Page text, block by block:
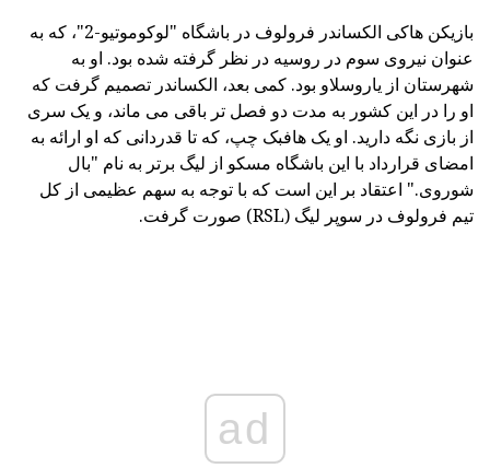
بازیکن هاکی الکساندر فرولوف در باشگاه "لوکوموتیو-2"، که به
عنوان نیروی سوم در روسیه در نظر گرفته شده بود. او به
شهرستان از یاروسلاو بود. کمی بعد، الکساندر تصمیم گرفت که
او را در این کشور به مدت دو فصل تر باقی می ماند، و یک سری
از بازی نگه دارید. او یک هافبک چپ، که تا قدردانی که او ارائه به
امضای قرارداد با این باشگاه مسکو از لیگ برتر به نام "بال
شوروی." اعتقاد بر این است که با توجه به سهم عظیمی از کل
تیم فرولوف در سوپر لیگ (RSL) صورت گرفت.
ad